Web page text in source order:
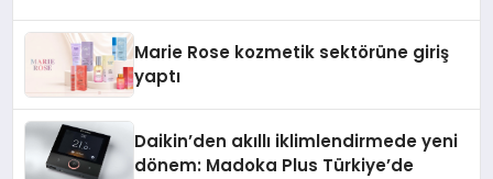
Marie Rose kozmetik sektörüne giriş
yaptı
Daikin’den akıllı iklimlendirmede yeni
dönem: Madoka Plus Türkiye’de